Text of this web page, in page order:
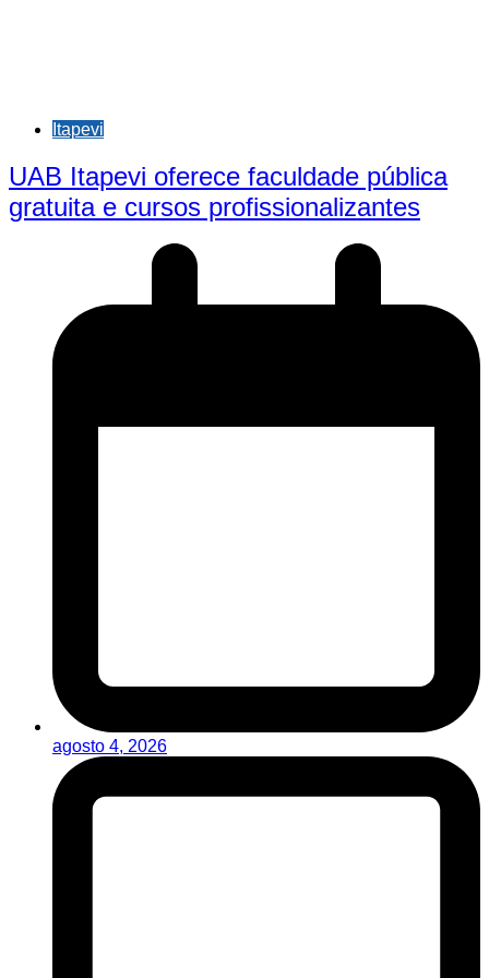
Itapevi
UAB Itapevi oferece faculdade pública
gratuita e cursos profissionalizantes
agosto 4, 2026